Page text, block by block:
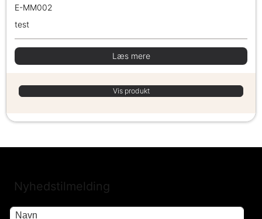
E-MM002
test
Læs mere
Vis produkt
Nyhedstilmelding